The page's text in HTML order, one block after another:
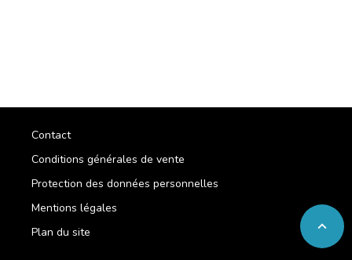
expand_less
Contact
Conditions générales de vente
Protection des données personnelles
Mentions légales
Plan du site